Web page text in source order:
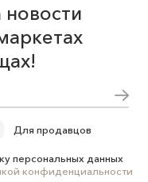
Для продавцов
персональных данных
конфиденциальности